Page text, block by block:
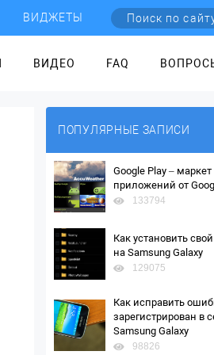
ВИДЖЕТЫ
ВИДЕО FAQ
ПОПУЛЯРНЫЕ ЗАПИСИ
Google Play – маркет
приложений от
133794
Как установить
на Samsung Galaxy
129075
Как исправить
зарегистрирован в
Samsung Galaxy
98826